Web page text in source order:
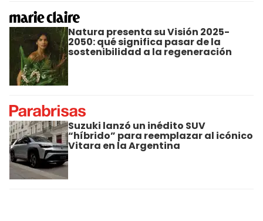
Natura presenta su Visión 2025-
2050: qué significa pasar de la
sostenibilidad a la regeneración
Suzuki lanzó un inédito SUV
“híbrido” para reemplazar al icónico
Vitara en la Argentina